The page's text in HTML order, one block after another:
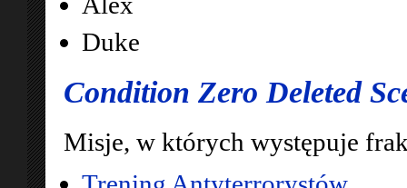
Duke
Condition Zero Deleted
Misje, w których występuje